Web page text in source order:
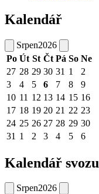
Kalendář
Srpen2026
Po Út St Čt Pá So Ne
27 28 29 30 31 1
2
3
4 5 6 7 8
9
10 11 12 13 14 15 16
17 18 19 20 21 22 23
24 25 26 27 28 29 30
31 1 2 3 4 5 6
Kalendář svozu
Srpen2026